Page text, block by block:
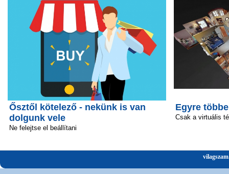
Ősztől kötelező - nekünk is van
dolgunk vele
Ne felejtse el beállítani
Egyre
Csak a virtuális